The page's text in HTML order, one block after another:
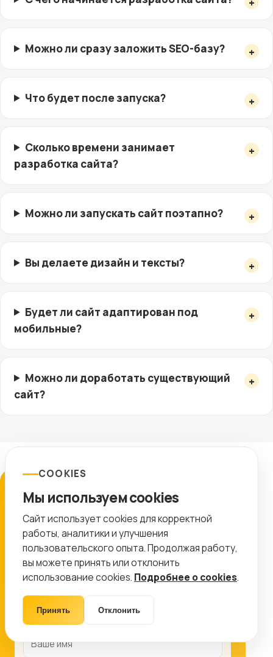
Можно ли сразу заложить SEO-базу?
Что будет после запуска?
Сколько времени занимает
разработка сайта?
Можно ли запускать сайт поэтапно?
Вы делаете дизайн и тексты?
Будет ли сайт адаптирован под
мобильные?
Можно ли доработать существующий
сайт?
ЗАЯВКА
Подготовим план работ
Оставьте контакты, и мы покажем, какие
работы дадут максимальный эффект именно
для вашего проекта.
8 (499) 11-33-654
COOKIES
Мы используем cookies
Сайт использует cookies для корректной
работы, аналитики и улучшения
пользовательского опыта. Продолжая работу,
вы можете принять или отклонить
использование cookies. Подробнее о cookies.
Принять Отклонить